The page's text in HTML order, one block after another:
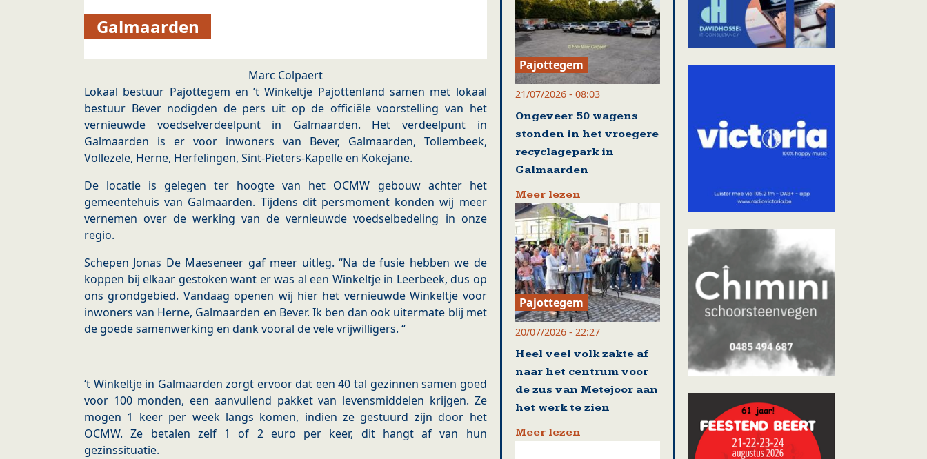
Galmaarden
Marc Colpaert
Lokaal bestuur Pajottegem en ’t Winkeltje Pajottenland samen met lokaal
bestuur Bever nodigden de pers uit op de officiële voorstelling van het
vernieuwde voedselverdeelpunt in Galmaarden. Het verdeelpunt in
Galmaarden is er voor inwoners van Bever, Galmaarden, Tollembeek,
Vollezele, Herne, Herfelingen, Sint-Pieters-Kapelle en Kokejane.
De locatie is gelegen ter hoogte van het OCMW gebouw achter het
gemeentehuis van Galmaarden. Tijdens dit persmoment konden wij meer
vernemen over de werking van de vernieuwde voedselbedeling in onze
regio.
Schepen Jonas De Maeseneer gaf meer uitleg. “Na de fusie hebben we de
koppen bij elkaar gestoken want er was al een Winkeltje in Leerbeek, dus op
ons grondgebied. Vandaag openen wij hier het vernieuwde Winkeltje voor
inwoners van Herne, Galmaarden en Bever. Ik ben dan ook uitermate blij met
de goede samenwerking en dank vooral de vele vrijwilligers. “
‘t Winkeltje in Galmaarden zorgt ervoor dat een 40 tal gezinnen samen goed
voor 100 monden, een aanvullend pakket van levensmiddelen krijgen. Ze
mogen 1 keer per week langs komen, indien ze gestuurd zijn door het
OCMW. Ze betalen zelf 1 of 2 euro per keer, dit hangt af van hun
gezinssituatie.
Pajottegem
21/07/2026 - 08:03
Ongeveer 50 wagens
stonden in het vroegere
recyclagepark in
Galmaarden
Meer lezen
Pajottegem
20/07/2026 - 22:27
Heel veel volk zakte af
naar het centrum voor
de zus van Metejoor aan
het werk te zien
Meer lezen